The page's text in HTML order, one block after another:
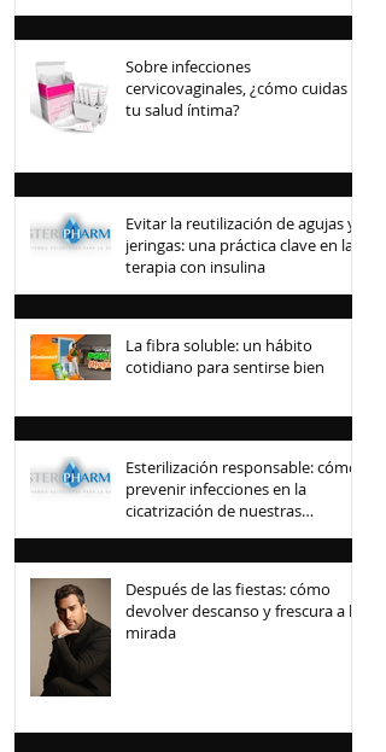
Sobre infecciones
cervicovaginales, ¿cómo cuidas
tu salud íntima?
Evitar la reutilización de agujas y
jeringas: una práctica clave en la
terapia con insulina
La fibra soluble: un hábito
cotidiano para sentirse bien
Esterilización responsable: cómo
prevenir infecciones en la
cicatrización de nuestras
mascotas
Después de las fiestas: cómo
devolver descanso y frescura a la
mirada